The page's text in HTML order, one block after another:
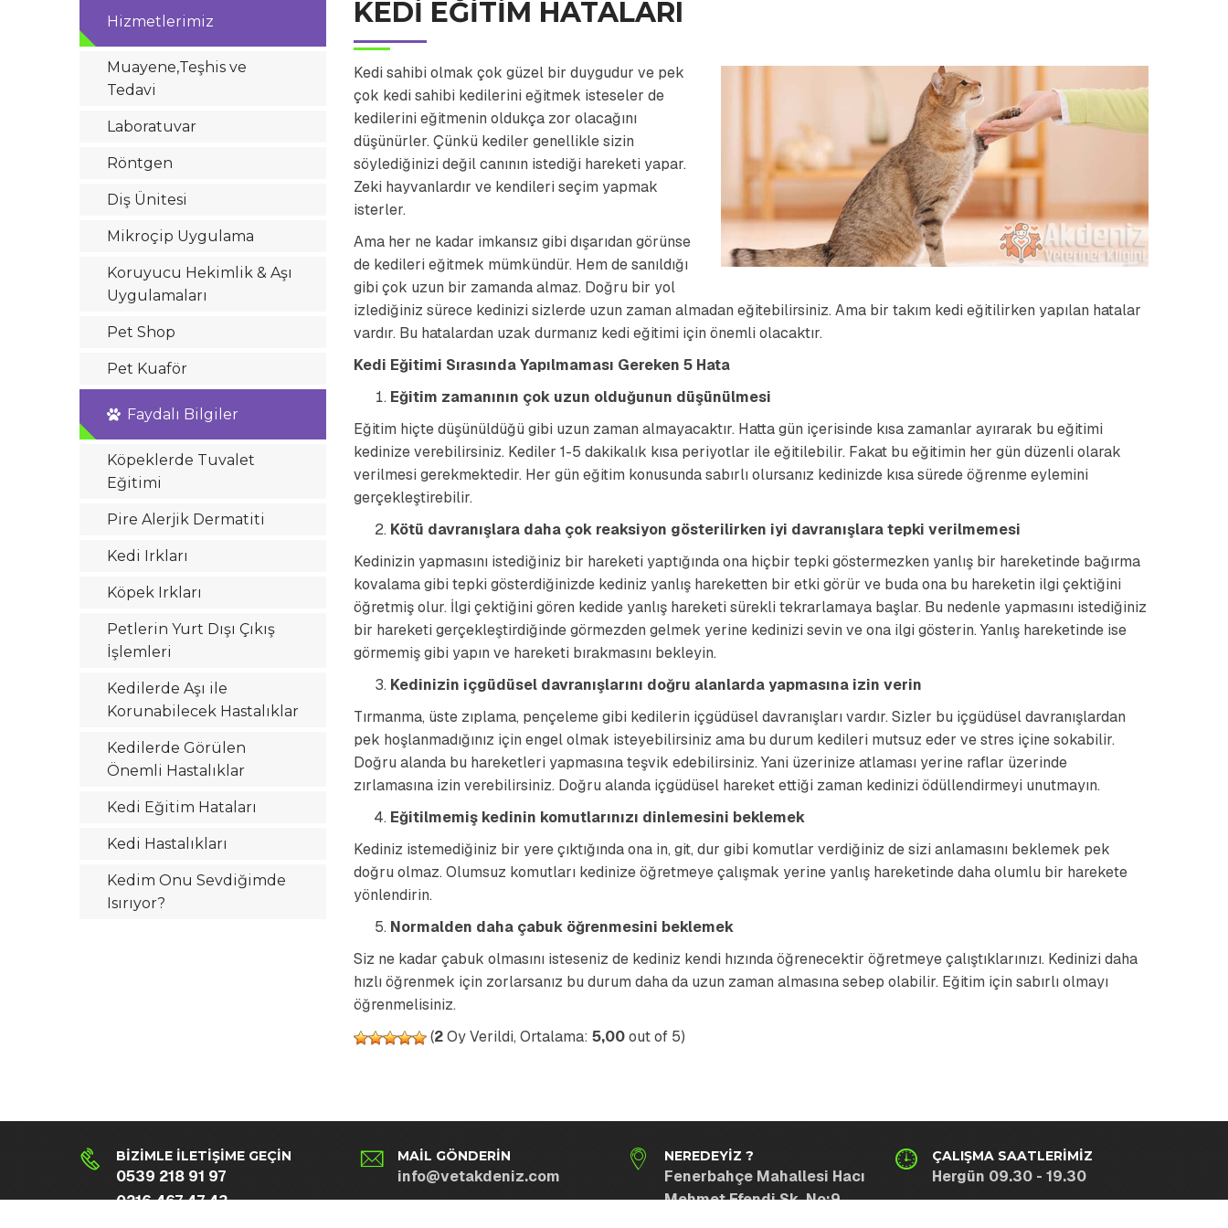
KEDI EĞITIM HATALARI
Kedi sahibi olmak çok güzel bir duygudur ve pek
çok kedi sahibi kedilerini eğitmek isteseler de
kedilerini eğitmenin oldukça zor olacağını
düşünürler. Çünkü kediler genellikle sizin
söylediğinizi değil canının istediği hareketi yapar.
Zeki hayvanlardır ve kendileri seçim yapmak
isterler.
Ama her ne kadar imkansız gibi dışarıdan görünse
de kedileri eğitmek mümkündür. Hem de sanıldığı
gibi çok uzun bir zamanda almaz. Doğru bir yol
izlediğiniz sürece kedinizi sizlerde uzun zaman almadan eğitebilirsiniz. Ama bir takım kedi eğitilirken yapılan hatalar
vardır. Bu hatalardan uzak durmanız kedi eğitimi için önemli olacaktır.
Kedi Eğitimi Sırasında Yapılmaması Gereken 5 Hata
Eğitim zamanının çok uzun olduğunun düşünülmesi
Eğitim hiçte düşünüldüğü gibi uzun zaman almayacaktır. Hatta gün içerisinde kısa zamanlar ayırarak bu eğitimi
kedinize verebilirsiniz. Kediler 1-5 dakikalık kısa periyotlar ile eğitilebilir. Fakat bu eğitimin her gün düzenli olarak
verilmesi gerekmektedir. Her gün eğitim konusunda sabırlı olursanız kedinizde kısa sürede öğrenme eylemini
gerçekleştirebilir.
Kötü davranışlara daha çok reaksiyon gösterilirken iyi davranışlara tepki verilmemesi
Kedinizin yapmasını istediğiniz bir hareketi yaptığında ona hiçbir tepki göstermezken yanlış bir hareketinde bağırma
kovalama gibi tepki gösterdiğinizde kediniz yanlış hareketten bir etki görür ve buda ona bu hareketin ilgi çektiğini
öğretmiş olur. İlgi çektiğini gören kedide yanlış hareketi sürekli tekrarlamaya başlar. Bu nedenle yapmasını istediğiniz
bir hareketi gerçekleştirdiğinde görmezden gelmek yerine kedinizi sevin ve ona ilgi gösterin. Yanlış hareketinde ise
görmemiş gibi yapın ve hareketi bırakmasını bekleyin.
Kedinizin içgüdüsel davranışlarını doğru alanlarda yapmasına izin verin
Tırmanma, üste zıplama, pençeleme gibi kedilerin içgüdüsel davranışları vardır. Sizler bu içgüdüsel davranışlardan
pek hoşlanmadığınız için engel olmak isteyebilirsiniz ama bu durum kedileri mutsuz eder ve stres içine sokabilir.
Doğru alanda bu hareketleri yapmasına teşvik edebilirsiniz. Yani üzerinize atlaması yerine raflar üzerinde
zırlamasına izin verebilirsiniz. Doğru alanda içgüdüsel hareket ettiği zaman kedinizi ödüllendirmeyi unutmayın.
Eğitilmemiş kedinin komutlarınızı dinlemesini beklemek
Kediniz istemediğiniz bir yere çıktığında ona in, git, dur gibi komutlar verdiğiniz de sizi anlamasını beklemek pek
doğru olmaz. Olumsuz komutları kedinize öğretmeye çalışmak yerine yanlış hareketinde daha olumlu bir harekete
yönlendirin.
Normalden daha çabuk öğrenmesini beklemek
Siz ne kadar çabuk olmasını isteseniz de kediniz kendi hızında öğrenecektir öğretmeye çalıştıklarınızı. Kedinizi daha
hızlı öğrenmek için zorlarsanız bu durum daha da uzun zaman almasına sebep olabilir. Eğitim için sabırlı olmayı
öğrenmelisiniz.
(2Oy Verildi, Ortalama: 5,00out of 5)
Hizmetlerimiz
Muayene,Teşhis ve
Tedavi
Laboratuvar
Röntgen
Diş Ünitesi
Mikroçip Uygulama
Koruyucu Hekimlik & Aşı
Uygulamaları
Pet Shop
Pet Kuaför
Faydalı Bilgiler
Köpeklerde Tuvalet
Eğitimi
Pire Alerjik Dermatiti
Kedi Irkları
Köpek Irkları
Petlerin Yurt Dışı Çıkış
İşlemleri
Kedilerde Aşı ile
Korunabilecek Hastalıklar
Kedilerde Görülen
Önemli Hastalıklar
Kedi Eğitim Hataları
Kedi Hastalıkları
Kedim Onu Sevdiğimde
Isırıyor?
BIZIMLE İLETIŞIME GEÇIN
0539 218 91 97
0216 467 47 43
MAIL GÖNDERIN
info@vetakdeniz.com
NEREDEYIZ ?
Fenerbahçe Mahallesi Hacı
Mehmet Efendi Sk. No:9
ÇALIŞMA SAATLERIMIZ
Hergün 09.30 - 19.30